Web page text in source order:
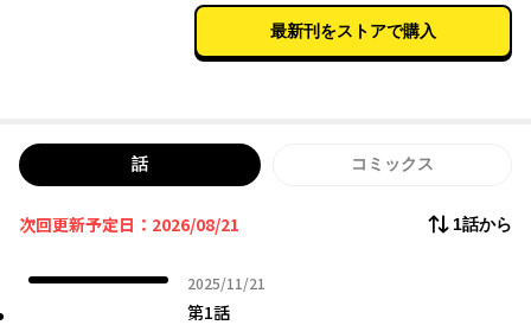
最新刊をストアで購入
話 コミックス
次回更新予定日：2026/08/21 1話から
2025/11/21
2025年11月21日
第1話